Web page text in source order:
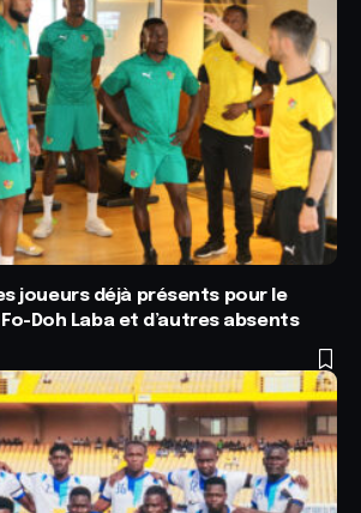
joueurs déjà présents pour le
Doh Laba et d’autres absents